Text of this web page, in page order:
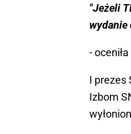
"Jeżeli
wydanie
-
I prezes
Izbom